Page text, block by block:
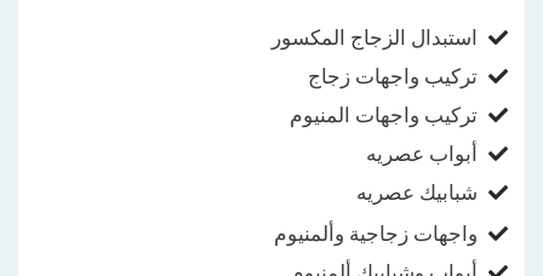
استبدال الزجاج المكسور
تركيب واجهات زجاج
تركيب واجهات المنيوم
أبواب عصريه
شبابيك عصريه
واجهات زجاجية وألمنيوم